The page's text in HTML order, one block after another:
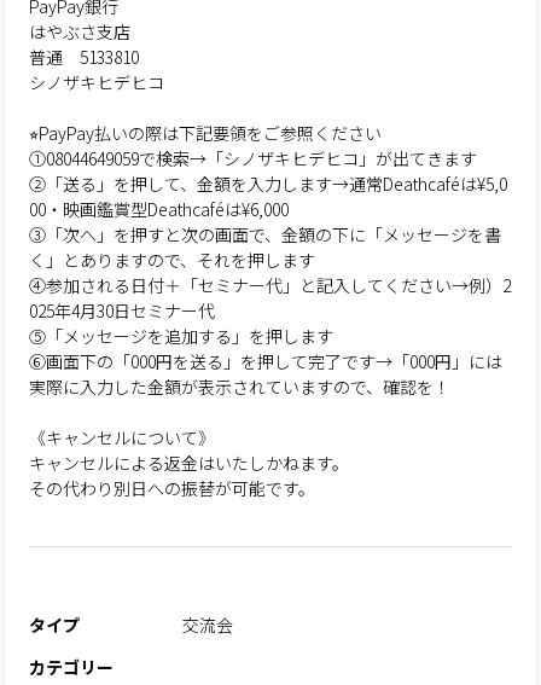
PayPay銀行
はやぶさ支店
普通 5133810
シノザキヒデヒコ
⭐︎PayPay払いの際は下記要領をご参照ください
①08044649059で検索→「シノザキヒデヒコ」が出てきます
②「送る」を押して、金額を入力します→通常Deathcaféは¥5,0
00・映画鑑賞型Deathcaféは¥6,000
③「次へ」を押すと次の画面で、金額の下に「メッセージを書
く」とありますので、それを押します
④参加される日付＋「セミナー代」と記入してください→例）2
025年4月30日セミナー代
⑤「メッセージを追加する」を押します
⑥画面下の「000円を送る」を押して完了です→「000円」には
実際に入力した金額が表示されていますので、確認を！
《キャンセルについて》
キャンセルによる返金はいたしかねます。
その代わり別日への振替が可能です。
タイプ
交流会
カテゴリー